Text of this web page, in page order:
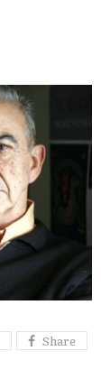
Share